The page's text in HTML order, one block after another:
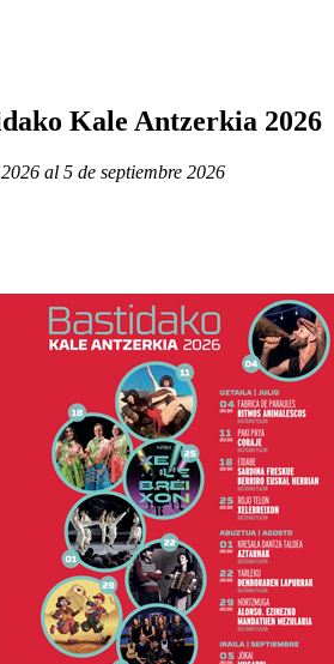
Kale Antzerkia 2026
al 5 de septiembre 2026